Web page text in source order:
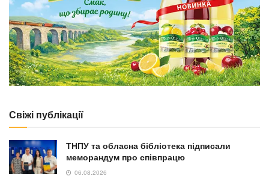
Свіжі публікації
ТНПУ та обласна бібліотека підписали
меморандум про співпрацю
06.08.2026